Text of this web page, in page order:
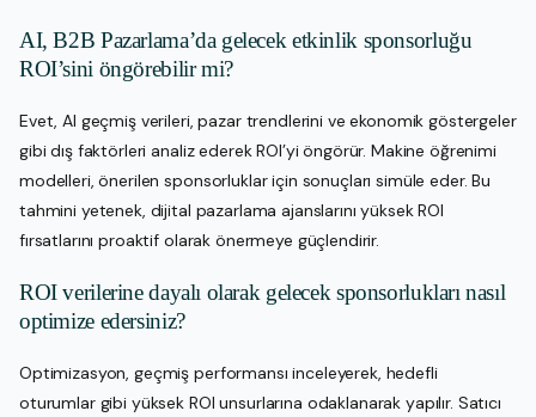
AI, B2B Pazarlama’da gelecek etkinlik sponsorluğu
ROI’sini öngörebilir mi?
Evet, AI geçmiş verileri, pazar trendlerini ve ekonomik göstergeler
gibi dış faktörleri analiz ederek ROI’yi öngörür. Makine öğrenimi
modelleri, önerilen sponsorluklar için sonuçları simüle eder. Bu
tahmini yetenek, dijital pazarlama ajanslarını yüksek ROI
fırsatlarını proaktif olarak önermeye güçlendirir.
ROI verilerine dayalı olarak gelecek sponsorlukları nasıl
optimize edersiniz?
Optimizasyon, geçmiş performansı inceleyerek, hedefli
oturumlar gibi yüksek ROI unsurlarına odaklanarak yapılır. Satıcı